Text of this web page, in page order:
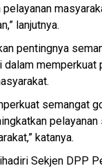
lanjutnya.
pentingnya
memperkuat
semangat
katanya.
Sekjen DPP